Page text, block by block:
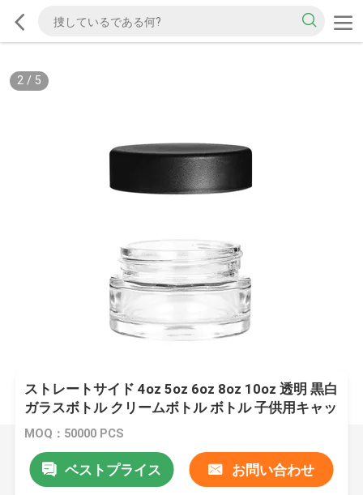
2/ 5
ストレートサイド 4oz 5oz 6oz 8oz 10oz 透明 黒白
ガラスボトル クリームボトル ボトル 子供用キャッ
プ 60ml 90ml 120ml
MOQ：50000 PCS
ベストプライス お問い合わせ